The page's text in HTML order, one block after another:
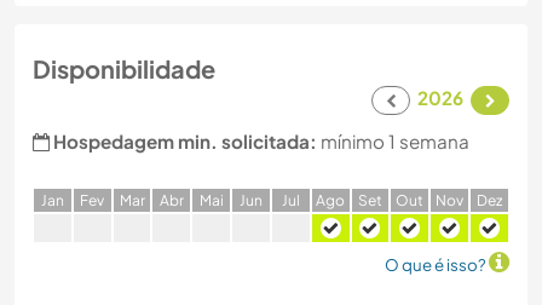
Disponibilidade
2026
Hospedagem min. solicitada: mínimo 1 semana
Jan Fev Mar Abr Mai Jun Jul Ago Set Out Nov Dez
O que é isso?